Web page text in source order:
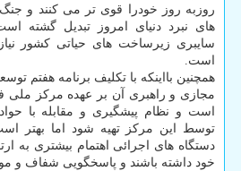
روزبه روز خودرا قوی تر می کنند و
های نبرد دنیای امروز تبدیل گشته
سایبری زیرساخت های حیاتی کشور
است.
همچنین بااینکه با تکلیف برنامه هفتم
مجازی و راهبری آن بر عهده مرکز
است و نظام پیشگیری و مقابله با
توسط این مرکز تهیه شود اما بهتر
دستگاه های اجرائی اهتمام بیشتری به
خود داشته باشند و پاسخگویی شفاف و